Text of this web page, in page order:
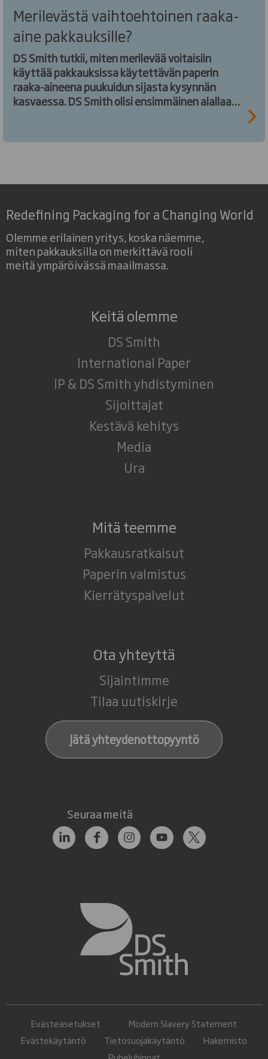
Merilevästä vaihtoehtoinen raaka-
aine pakkauksille?
DS Smith tutkii, miten merilevää voitaisiin
käyttää pakkauksissa käytettävän paperin
raaka-aineena puukuidun sijasta kysynnän
kasvaessa. DS Smith olisi ensimmäinen alallaan,
Redefining Packaging for a Changing World
Olemme erilainen yritys, koska näemme,
miten pakkauksilla on merkittävä rooli
meitä ympäröivässä maailmassa.
Keitä olemme
DS Smith
International Paper
IP & DS Smith yhdistyminen
Sijoittajat
Kestävä kehitys
Media
Ura
Mitä teemme
Pakkausratkaisut
Paperin valmistus
Kierrätyspalvelut
Ota yhteyttä
Sijaintimme
Tilaa uutiskirje
Jätä yhteydenottopyyntö
Seuraa meitä
Evästeasetukset
Modern Slavery Statement
Evästekäytäntö
Tietosuojakäytäntö
Hakemisto